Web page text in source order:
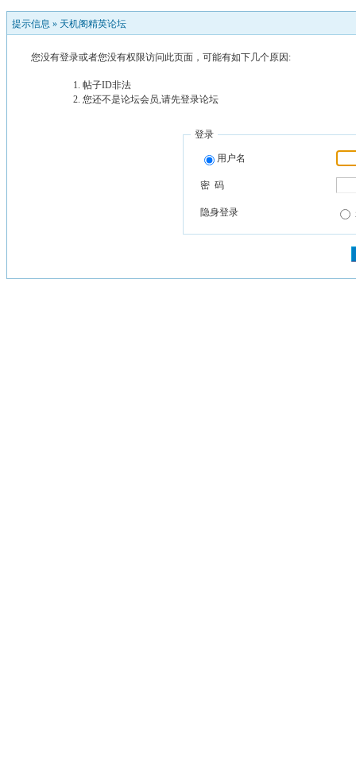
提示信息 » 天机阁精英论坛
您没有登录或者您没有权限访问此页面，可能有如下几个原因:
帖子ID非法
您还不是论坛会员,请先登录论坛
登录
用户名
密 码
隐身登录